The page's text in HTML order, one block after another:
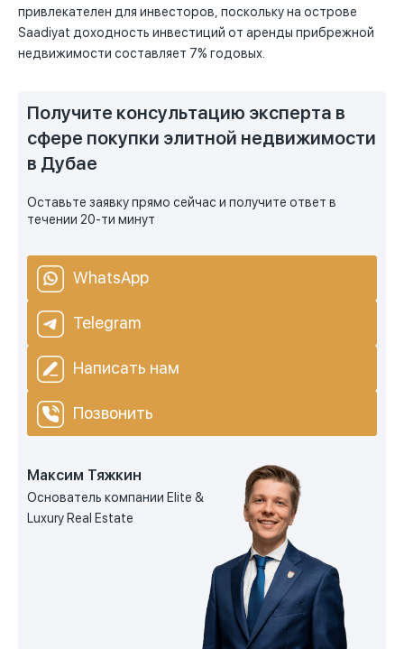
привлекателен для инвесторов, поскольку на острове
Saadiyat доходность инвестиций от аренды прибрежной
недвижимости составляет 7% годовых.
Получите консультацию эксперта в
сфере покупки элитной недвижимости
в Дубае
Оставьте заявку прямо сейчас и получите ответ в
течении 20-ти минут
WhatsApp
Telegram
Написать нам
Позвонить
Максим Тяжкин
Основатель компании Elite &
Luxury Real Estate